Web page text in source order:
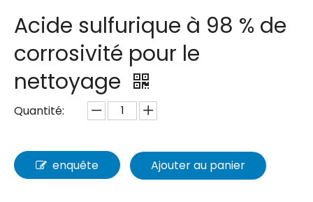
Acide sulfurique à 98 % de
corrosivité pour le
nettoyage
Quantité:
enquête Ajouter au panier